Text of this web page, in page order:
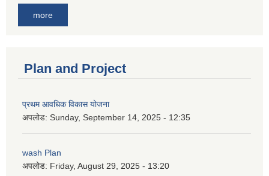
more
Plan and Project
प्रथम आवधिक विकास योजना
अपलोड: Sunday, September 14, 2025 - 12:35
wash Plan
अपलोड: Friday, August 29, 2025 - 13:20